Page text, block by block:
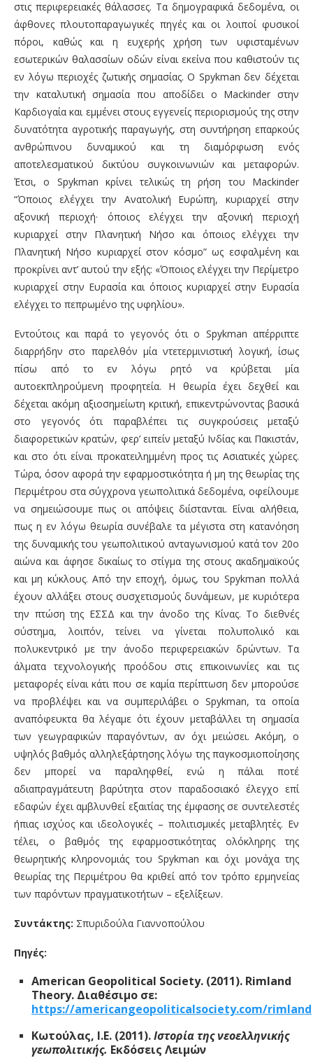
στις περιφερειακές θάλασσες. Τα δημογραφικά δεδομένα, οι
άφθονες πλουτοπαραγωγικές πηγές και οι λοιποί φυσικοί
πόροι, καθώς και η ευχερής χρήση των υφισταμένων
εσωτερικών θαλασσίων οδών είναι εκείνα που καθιστούν τις
εν λόγω περιοχές ζωτικής σημασίας. Ο Spykman δεν δέχεται
την καταλυτική σημασία που αποδίδει ο Mackinder στην
Καρδιογαία και εμμένει στους εγγενείς περιορισμούς της στην
δυνατότητα αγροτικής παραγωγής, στη συντήρηση επαρκούς
ανθρώπινου δυναμικού και τη διαμόρφωση ενός
αποτελεσματικού δικτύου συγκοινωνιών και μεταφορών.
Έτσι, ο Spykman κρίνει τελικώς τη ρήση του Mackinder
“Όποιος ελέγχει την Ανατολική Ευρώπη, κυριαρχεί στην
αξονική περιοχή· όποιος ελέγχει την αξονική περιοχή
κυριαρχεί στην Πλανητική Νήσο και όποιος ελέγχει την
Πλανητική Νήσο κυριαρχεί στον κόσμο” ως εσφαλμένη και
προκρίνει αντ’ αυτού την εξής: «Όποιος ελέγχει την Περίμετρο
κυριαρχεί στην Ευρασία και όποιος κυριαρχεί στην Ευρασία
ελέγχει το πεπρωμένο της υφηλίου».
Εντούτοις και παρά το γεγονός ότι ο Spykman απέρριπτε
διαρρήδην στο παρελθόν μία ντετερμινιστική λογική, ίσως
πίσω από το εν λόγω ρητό να κρύβεται μία
αυτοεκπληρούμενη προφητεία. Η θεωρία έχει δεχθεί και
δέχεται ακόμη αξιοσημείωτη κριτική, επικεντρώνοντας βασικά
στο γεγονός ότι παραβλέπει τις συγκρούσεις μεταξύ
διαφορετικών κρατών, φερ’ ειπείν μεταξύ Ινδίας και Πακιστάν,
και στο ότι είναι προκατειλημμένη προς τις Ασιατικές χώρες.
Τώρα, όσον αφορά την εφαρμοστικότητα ή μη της θεωρίας της
Περιμέτρου στα σύγχρονα γεωπολιτικά δεδομένα, οφείλουμε
να σημειώσουμε πως οι απόψεις διίστανται. Είναι αλήθεια,
πως η εν λόγω θεωρία συνέβαλε τα μέγιστα στη κατανόηση
της δυναμικής του γεωπολιτικού ανταγωνισμού κατά τον 20ο
αιώνα και άφησε δικαίως το στίγμα της στους ακαδημαϊκούς
και μη κύκλους. Από την εποχή, όμως, του Spykman πολλά
έχουν αλλάξει στους συσχετισμούς δυνάμεων, με κυριότερα
την πτώση της ΕΣΣΔ και την άνοδο της Κίνας. Το διεθνές
σύστημα, λοιπόν, τείνει να γίνεται πολυπολικό και
πολυκεντρικό με την άνοδο περιφερειακών δρώντων. Τα
άλματα τεχνολογικής προόδου στις επικοινωνίες και τις
μεταφορές είναι κάτι που σε καμία περίπτωση δεν μπορούσε
να προβλέψει και να συμπεριλάβει ο Spykman, τα οποία
αναπόφευκτα θα λέγαμε ότι έχουν μεταβάλλει τη σημασία
των γεωγραφικών παραγόντων, αν όχι μειώσει. Ακόμη, ο
υψηλός βαθμός αλληλεξάρτησης λόγω της παγκοσμιοποίησης
δεν μπορεί να παραληφθεί, ενώ η πάλαι ποτέ
αδιαπραγμάτευτη βαρύτητα στον παραδοσιακό έλεγχο επί
εδαφών έχει αμβλυνθεί εξαιτίας της έμφασης σε συντελεστές
ήπιας ισχύος και ιδεολογικές – πολιτισμικές μεταβλητές. Εν
τέλει, ο βαθμός της εφαρμοστικότητας ολόκληρης της
θεωρητικής κληρονομιάς του Spykman και όχι μονάχα της
θεωρίας της Περιμέτρου θα κριθεί από τον τρόπο ερμηνείας
των παρόντων πραγματικοτήτων – εξελίξεων.
Συντάκτης: Σπυριδούλα Γιαννοπούλου
Πηγές:
American Geopolitical Society. (2011). Rimland
Theory. Διαθέσιμο σε:
https://americangeopoliticalsociety.com/rimland
Κωτούλας, I.E. (2011).Ιστορία της νεοελληνικής
γεωπολιτικής. Εκδόσεις Λειμών